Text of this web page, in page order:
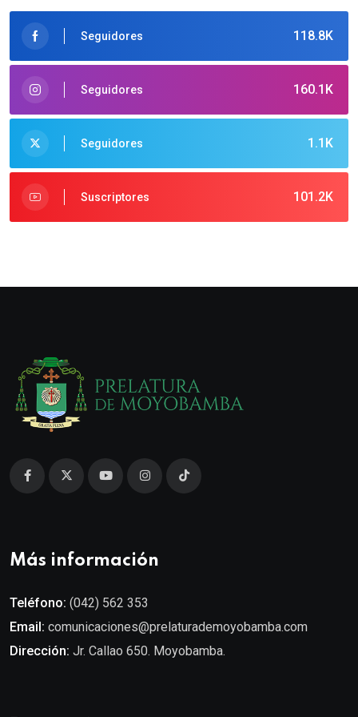
118.8K
Seguidores
160.1K
Seguidores
1.1K
Seguidores
101.2K
Suscriptores
Más información
Teléfono: (042) 562 353
Email: comunicaciones@prelaturademoyobamba.com
Dirección: Jr. Callao 650. Moyobamba.